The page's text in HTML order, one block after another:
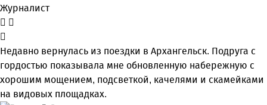
Журналист
Недавно вернулась из поездки в Архангельск. Подруга с
гордостью показывала мне обновленную набережную с
хорошим мощением, подсветкой, качелями и скамейками
на видовых площадках.